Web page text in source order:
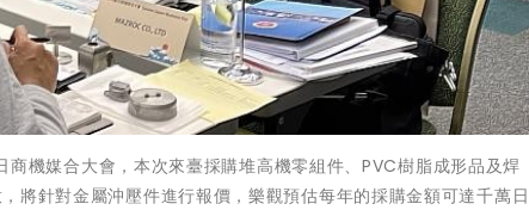
機媒合大會，本次來臺採購堆高機零組件、PVC樹脂成形品及焊
將針對金屬沖壓件進行報價，樂觀預估每年的採購金額可達千萬日